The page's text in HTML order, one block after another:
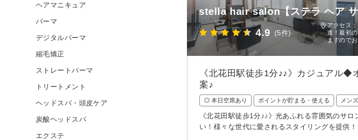
stella hair salon【ステラ ヘア
4.9 (5件)
アクセス
進！最初
ますので
《北花田駅徒歩1分♪♪》カジュアル
案♪
◎ 本日空席あり ポイントが貯まる・使える メン
《北花田駅徒歩1分♪♪》光あふれる雰囲気のサ
い！様々な世代に愛されるスタイリングを提供
ヘアマニキュア
パーマ
デジタルパーマ
縮毛矯正
ストレートパーマ
トリートメント
ヘッドスパ・頭皮ケア
炭酸ヘッドスパ
エクステ